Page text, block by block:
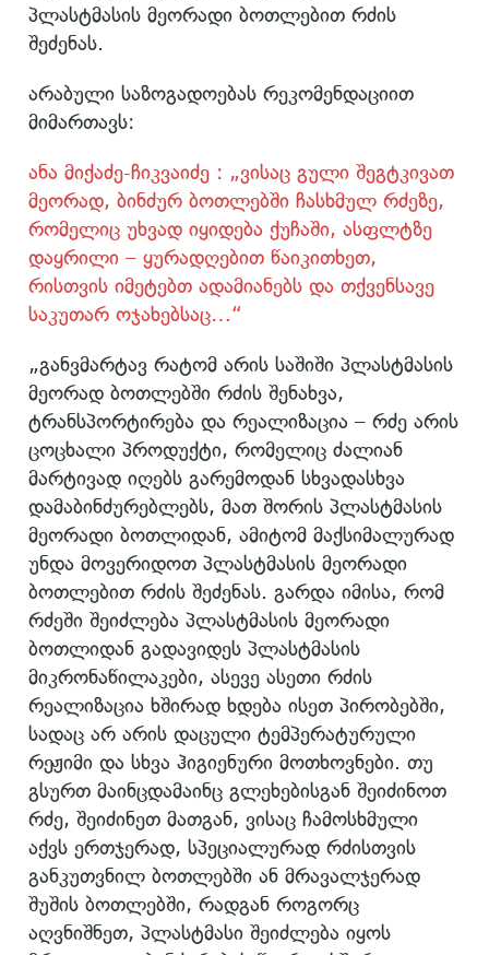
პლასტმასის მეორადი ბოთლებით რძის
შეძენას.
არაბული საზოგადოებას რეკომენდაციით
მიმართავს:
ანა მიქაძე-ჩიკვაიძე : „ვისაც გული შეგტკივათ
მეორად, ბინძურ ბოთლებში ჩასხმულ რძეზე,
რომელიც უხვად იყიდება ქუჩაში, ასფლტზე
დაყრილი – ყურადღებით წაიკითხეთ,
რისთვის იმეტებთ ადამიანებს და თქვენსავე
საკუთარ ოჯახებსაც…“
„განვმარტავ რატომ არის საშიში პლასტმასის
მეორად ბოთლებში რძის შენახვა,
ტრანსპორტირება და რეალიზაცია – რძე არის
ცოცხალი პროდუქტი, რომელიც ძალიან
მარტივად იღებს გარემოდან სხვადასხვა
დამაბინძურებლებს, მათ შორის პლასტმასის
მეორადი ბოთლიდან, ამიტომ მაქსიმალურად
უნდა მოვერიდოთ პლასტმასის მეორადი
ბოთლებით რძის შეძენას. გარდა იმისა, რომ
რძეში შეიძლება პლასტმასის მეორადი
ბოთლიდან გადავიდეს პლასტმასის
მიკრონაწილაკები, ასევე ასეთი რძის
რეალიზაცია ხშირად ხდება ისეთ პირობებში,
სადაც არ არის დაცული ტემპერატურული
რეჟიმი და სხვა ჰიგიენური მოთხოვნები. თუ
გსურთ მაინცდამაინც გლეხებისგან შეიძინოთ
რძე, შეიძინეთ მათგან, ვისაც ჩამოსხმული
აქვს ერთჯერად, სპეციალურად რძისთვის
განკუთვნილ ბოთლებში ან მრავალჯერად
შუშის ბოთლებში, რადგან როგორც
აღვნიშნეთ, პლასტმასი შეიძლება იყოს